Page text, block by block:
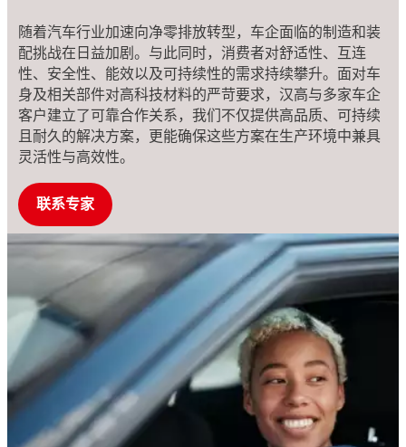
随着汽车行业加速向净零排放转型，车企面临的制造和装
配挑战在日益加剧。与此同时，消费者对舒适性、互连
性、安全性、能效以及可持续性的需求持续攀升。面对车
身及相关部件对高科技材料的严苛要求，汉高与多家车企
客户建立了可靠合作关系，我们不仅提供高品质、可持续
且耐久的解决方案，更能确保这些方案在生产环境中兼具
灵活性与高效性。
联系专家